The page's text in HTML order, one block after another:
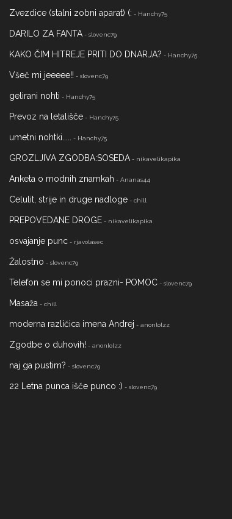
Zvezdice (stalni zobni aparat) (: - Hanchy75
DARILO ZA FANTA - slovenc79
KAKO ČIM HITREJE PRITI DO DNARJA? - Hanchy75
Všeč mi jeeeee!! - slovenc79
gelirani nohti - Hanchy75
Prevoz na letališče - Hanchy75
umetni nohtki..... - Hanchy75
GROZLJIVA ZGODBA:SOSEDA - nikavelikapika
Anketa o modnih znamkah - Ananas44
Celulit, strije in druge nadloge - chill
PREPOVEDANE DROGE - nikavelikapika
osvajanje punc - rjavolasec
Žalostno - slovenc79
Telefon se mi ponoci prazni- POMOC - slovenc79
Masaža - chill
moderna različica imena Andrej - anonlolzz
Zgodbe o duhovih! - anonlolzz
naj ga pustim? - slovenc79
22 Letna punca išče punco :) - slovenc79